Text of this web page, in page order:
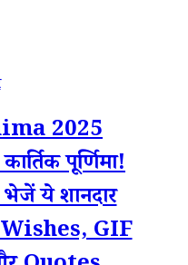
2025
पूर्णिमा!
भेजें ये शानदार
GIF